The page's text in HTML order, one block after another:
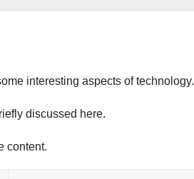
interesting aspects of technology.
discussed here.
content.